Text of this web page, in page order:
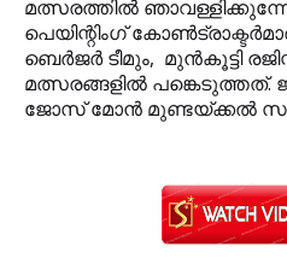
മത്സരത്തില്‍
പെയിന്റിംഗ്
ബെര്‍ജര്‍ ടീമും, മുന്‍കൂട്ടി
മത്സരങ്ങളില്‍ പങ്കെടുത്തത്.
ജോസ് മോന്‍ മുണ്ടയ്ക്കല്‍